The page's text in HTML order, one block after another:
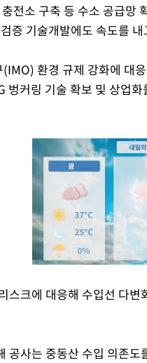
전소 구축 등 수소 공급망
증 기술개발에도 속도를
환경 규제 강화에 대
벙커링 기술 확보 및 상업
스크에 대응해 수입선 다
공사는 중동산 수입 의존